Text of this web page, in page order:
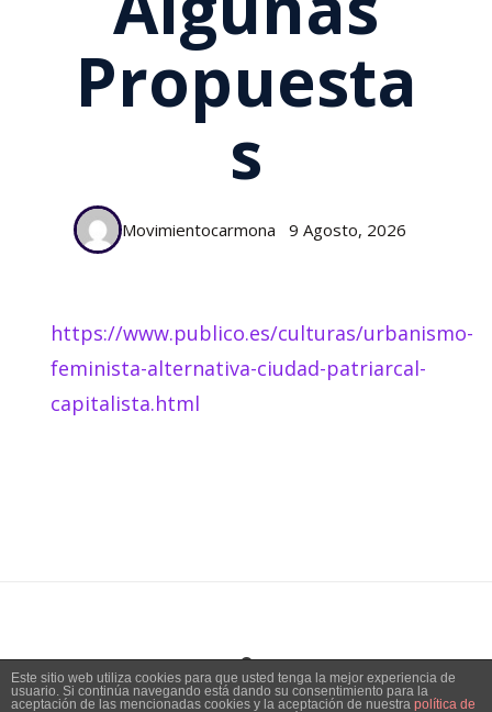
Propuesta
S
Movimientocarmona 9 Agosto, 2026
https://www.publico.es/culturas/urbanismo-
feminista-alternativa-ciudad-patriarcal-
capitalista.html
Tema:Voguede Kaira
Este sitio web utiliza cookies para que usted tenga la mejor experiencia de
usuario. Si continúa navegando está dando su consentimiento para la
aceptación de las mencionadas cookies y la aceptación de nuestra política de